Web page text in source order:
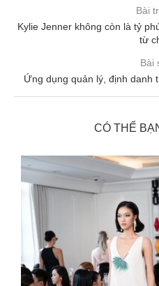
Bài
Kylie Jenner không còn là tỷ
từ
Bài
Ứng dụng quản lý, định danh
CÓ THỂ